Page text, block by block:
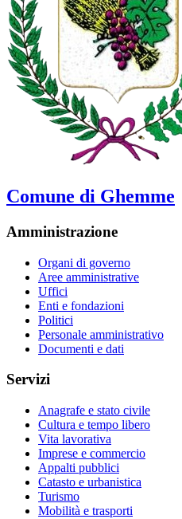
Comune di Ghemme
Amministrazione
Organi di governo
Aree amministrative
Uffici
Enti e fondazioni
Politici
Personale amministrativo
Documenti e dati
Servizi
Anagrafe e stato civile
Cultura e tempo libero
Vita lavorativa
Imprese e commercio
Appalti pubblici
Catasto e urbanistica
Turismo
Mobilità e trasporti